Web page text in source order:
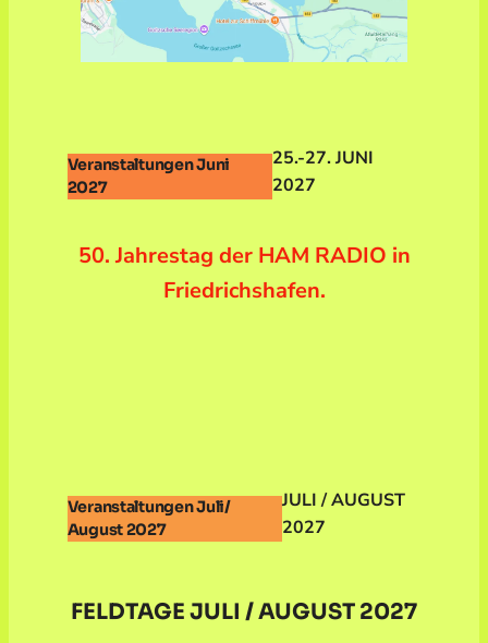
Veranstaltungen Juni
2027
25.-27. JUNI
2027
50. Jahrestag der HAM RADIO in
Friedrichshafen.
Veranstaltungen Juli/
August 2027
JULI / AUGUST
2027
FELDTAGE JULI / AUGUST 2027